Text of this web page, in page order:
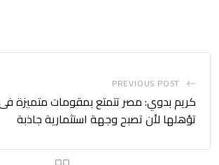
PREVIOUS POST
كريم بدوي: مصر تتمتع بمقومات متميزة
تؤهلها لأن تصبح وجهة استثمارية جاذبة